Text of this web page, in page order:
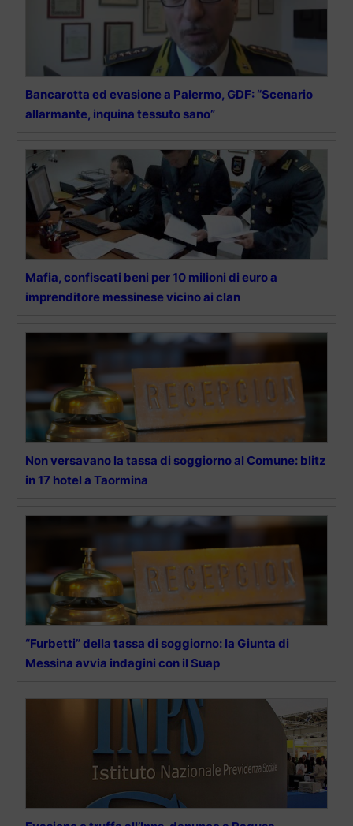
Bancarotta ed evasione a Palermo, GDF: “Scenario
allarmante, inquina tessuto sano”
Mafia, confiscati beni per 10 milioni di euro a
imprenditore messinese vicino ai clan
Non versavano la tassa di soggiorno al Comune: blitz
in 17 hotel a Taormina
“Furbetti” della tassa di soggiorno: la Giunta di
Messina avvia indagini con il Suap